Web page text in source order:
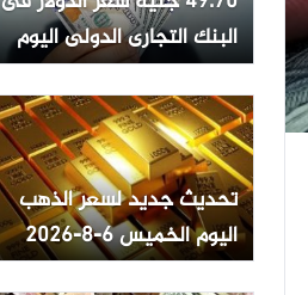
البنك التجارى الدولى اليوم
الخميس
تحديث جديد لسعر الذهب
اليوم الخميس 6-8-2026